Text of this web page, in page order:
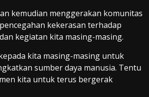
kemudian menggerakan komunitas
kekerasan terhadap
kegiatan kita masing-masing.
kita masing-masing untuk
sumber daya manusia. Tentu
kita untuk terus bergerak